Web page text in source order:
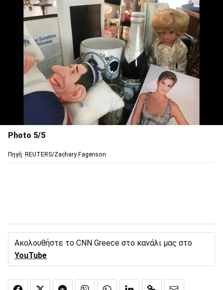
Photo 5/5
Πηγή: REUTERS/Zachary Fagenson
Ακολουθήστε το CNN Greece στο κανάλι μας στο
YouTube